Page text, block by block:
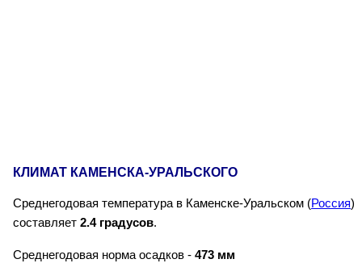
КЛИМАТ КАМЕНСКА-УРАЛЬСКОГО
Среднегодовая температура в Каменске-Уральском (Россия)
составляет 2.4 градусов.
Среднегодовая норма осадков - 473 мм